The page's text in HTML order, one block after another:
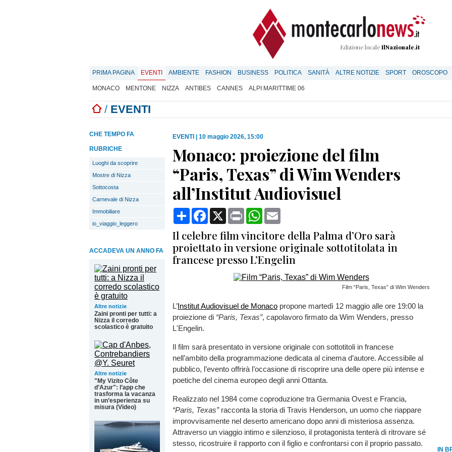
Edizione locale IlNazionale.it
PRIMA PAGINA EVENTI AMBIENTE FASHION BUSINESS POLITICA SANITÀ ALTRE NOTIZIE SPORT OROSCOPO
MONACO MENTONE NIZZA ANTIBES CANNES ALPI MARITTIME 06
/ EVENTI
IN
CHE TEMPO FA
RUBRICHE
Luoghi da scoprire
Mostre di Nizza
Sottocosta
Carnevale di Nizza
Immobiliare
io_viaggio_leggero
ACCADEVA UN ANNO FA
Altre notizie
Zaini pronti per tutti: a
Nizza il corredo
scolastico è gratuito
Altre notizie
"My Vizito Côte
d’Azur": l’app che
trasforma la vacanza
in un’esperienza su
misura (Video)
EVENTI 10 maggio 2026, 15:00
Monaco: proiezione del film
“Paris, Texas” di Wim Wenders
all’Institut Audiovisuel
CondividiFacebook
X Print WhatsApp
Il celebre film vincitore della Palma d’Oro sarà
proiettato in versione originale sottotitolata in
francese presso L’Engelin
Film “Paris, Texas” di Wim Wenders
L’Institut Audiovisuel de Monaco propone martedì 12 maggio alle ore 19:00 la
proiezione di “Paris, Texas”, capolavoro firmato da Wim Wenders, presso
L'Engelin.
Il film sarà presentato in versione originale con sottotitoli in francese
nell’ambito della programmazione dedicata al cinema d’autore. Accessibile al
pubblico, l’evento offrirà l’occasione di riscoprire una delle opere più intense e
poetiche del cinema europeo degli anni Ottanta.
Realizzato nel 1984 come coproduzione tra Germania Ovest e Francia,
“Paris, Texas”racconta la storia di Travis Henderson, un uomo che riappare
improvvisamente nel deserto americano dopo anni di misteriosa assenza.
Attraverso un viaggio intimo e silenzioso, il protagonista tenterà di ritrovare sé
stesso, ricostruire il rapporto con il figlio e confrontarsi con il proprio passato.